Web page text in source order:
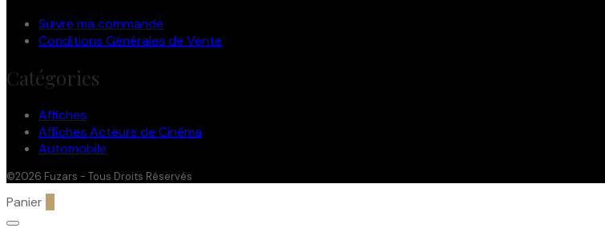
Suivre ma commande
Conditions Générales de Vente
Catégories
Affiches
Affiches Acteurs de Cinéma
Automobile
©2026 Fuzars - Tous Droits Réservés
Panier